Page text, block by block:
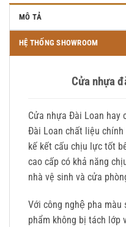
MÔ TẢ
HỆ THỐNG SHOWROOM
Cửa nhựa
Cửa nhựa Đài Loan hay
Đài Loan chất liệu
kế kết cấu chịu lực tốt
cao cấp có khả năng
nhà vệ sinh và cửa
Với công nghệ pha
phẩm không bị tách lớp